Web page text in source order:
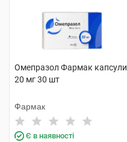
Омепразол Фармак капсули
20 мг 30 шт
Фармак
Є в наявності